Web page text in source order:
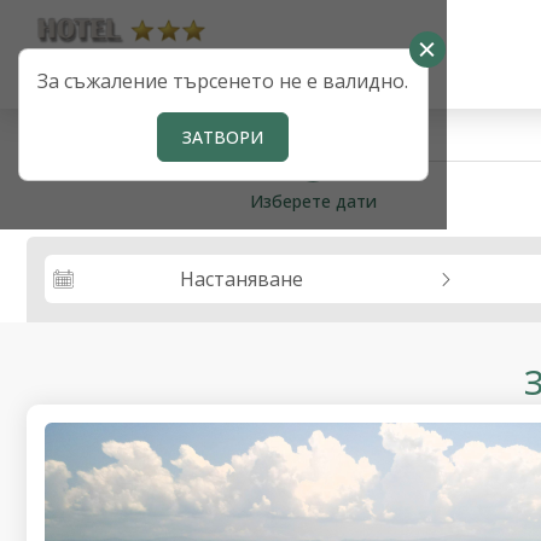
Изберете дати
Настаняване
За съжаление търсенето не е валидно.
ЗАТВОРИ